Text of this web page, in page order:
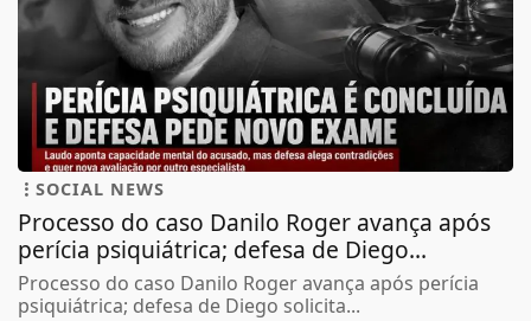
SOCIAL NEWS
Processo do caso Danilo Roger avança após
perícia psiquiátrica; defesa de Diego...
Processo do caso Danilo Roger avança após perícia
psiquiátrica; defesa de Diego solicita...